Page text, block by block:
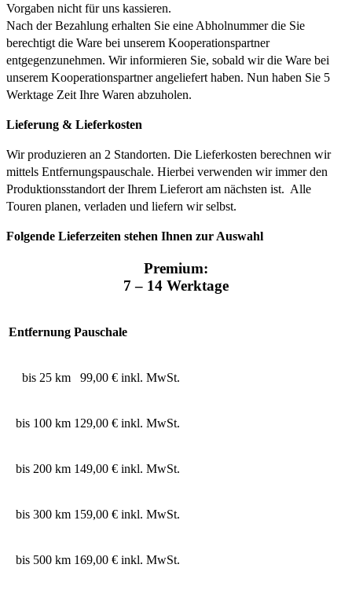
Vorgaben nicht für uns kassieren.
Nach der Bezahlung erhalten Sie eine Abholnummer die Sie
berechtigt die Ware bei unserem Kooperationspartner
entgegenzunehmen. Wir informieren Sie, sobald wir die Ware bei
unserem Kooperationspartner angeliefert haben. Nun haben Sie 5
Werktage Zeit Ihre Waren abzuholen.
Lieferung & Lieferkosten
Wir produzieren an 2 Standorten. Die Lieferkosten berechnen wir
mittels Entfernungspauschale. Hierbei verwenden wir immer den
Produktionsstandort der Ihrem Lieferort am nächsten ist. Alle
Touren planen, verladen und liefern wir selbst.
Folgende Lieferzeiten stehen Ihnen zur Auswahl
Premium:
7 – 14 Werktage
Entfernung Pauschale
bis 25 km 99,00 € inkl. MwSt.
bis 100 km 129,00 € inkl. MwSt.
bis 200 km 149,00 € inkl. MwSt.
bis 300 km 159,00 € inkl. MwSt.
bis 500 km 169,00 € inkl. MwSt.